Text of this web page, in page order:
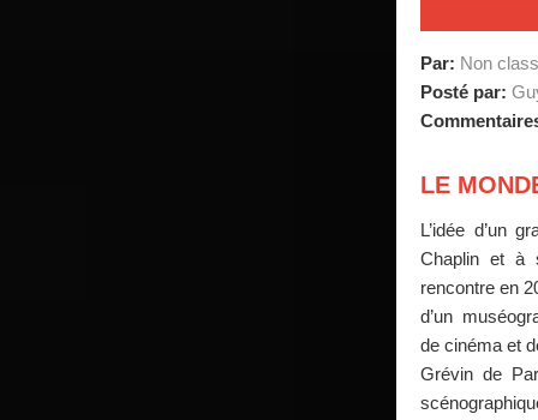
Par: Non
Posté par:
LE
L’idée d’un
Chaplin et
rencontre en
d’un
de cinéma et
Grévin de